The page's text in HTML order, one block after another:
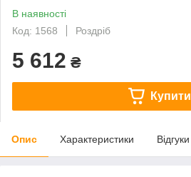
В наявності
Код: 1568
Роздріб
5 612 ₴
Купити
Опис Характеристики